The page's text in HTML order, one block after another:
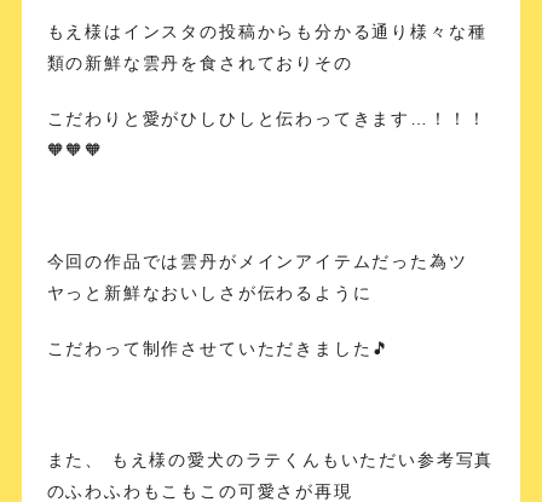
もえ様はインスタの投稿からも分かる通り様々な種
類の新鮮な雲丹を食されておりその
こだわりと愛がひしひしと伝わってきます…！！！
🧡🧡🧡
今回の作品では雲丹がメインアイテムだった為ツ
ヤっと新鮮なおいしさが伝わるように
こだわって制作させていただきました🎵
また、 もえ様の愛犬のラテくんもいただい参考写真
のふわふわもこもこの可愛さが再現